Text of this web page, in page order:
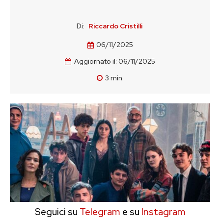
Di: Riccardo Cristilli
06/11/2025
Aggiornato il: 06/11/2025
3 min.
Seguici su Telegram e su Instagram